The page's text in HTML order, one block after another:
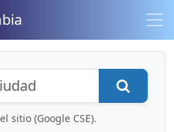
y contenidos
sitio (Google CSE).